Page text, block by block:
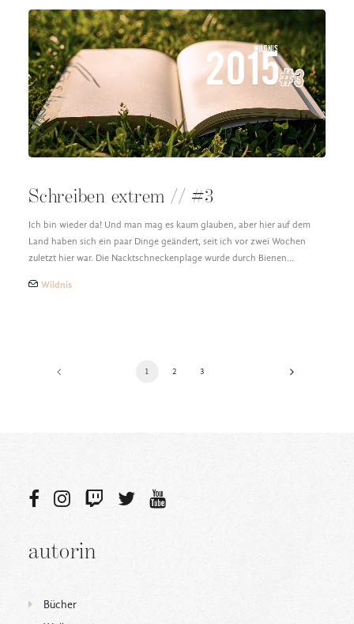
Schreiben extrem // #3
Ich bin wieder da! Und man mag es kaum glauben, aber hier auf dem
Land haben sich ein paar Dinge geändert, seit ich vor zwei Wochen
zuletzt hier war. Die Nacktschneckenplage wurde durch Bienen…
Wildnis
1 2 3
autorin
Bücher